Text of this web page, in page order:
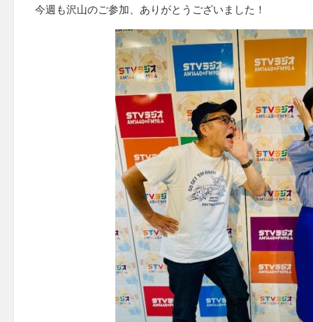
今週も沢山のご参加、ありがとうございました！